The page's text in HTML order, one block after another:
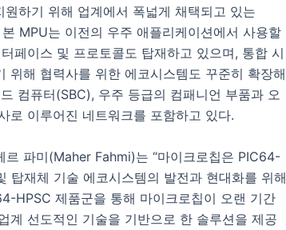
하기 위해 업계에서 폭넓게 채택되고 있는
MPU는 이전의 우주 애플리케이션에서 사용할
페이스 및 프로토콜도 탑재하고 있으며, 통합 시
위해 협력사를 위한 에코시스템도 꾸준히 확장해
컴퓨터(SBC), 우주 등급의 컴패니언 부품과 오
로 이루어진 네트워크를 포함하고 있다.
르 파미(Maher Fahmi)는 “마이크로칩은 PIC64-
탑재체 기술 에코시스템의 발전과 현대화를 위해
HPSC 제품군을 통해 마이크로칩이 오랜 기간
계 선도적인 기술을 기반으로 한 솔루션을 제공